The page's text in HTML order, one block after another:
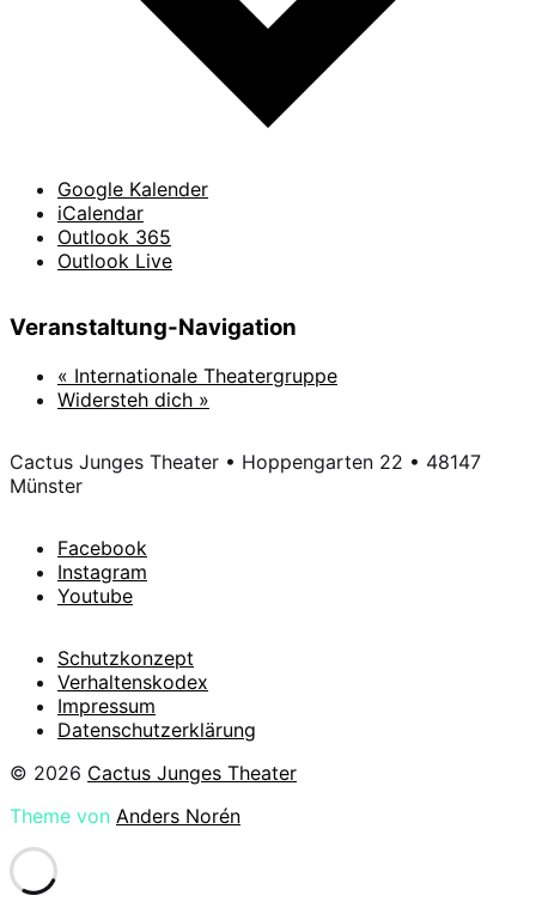
Google Kalender
iCalendar
Outlook 365
Outlook Live
Veranstaltung-Navigation
« Internationale Theatergruppe
Widersteh dich »
Cactus Junges Theater • Hoppengarten 22 • 48147
Münster
Facebook
Instagram
Youtube
Schutzkonzept
Verhaltenskodex
Impressum
Datenschutzerklärung
© 2026 Cactus Junges Theater
Theme von Anders Norén